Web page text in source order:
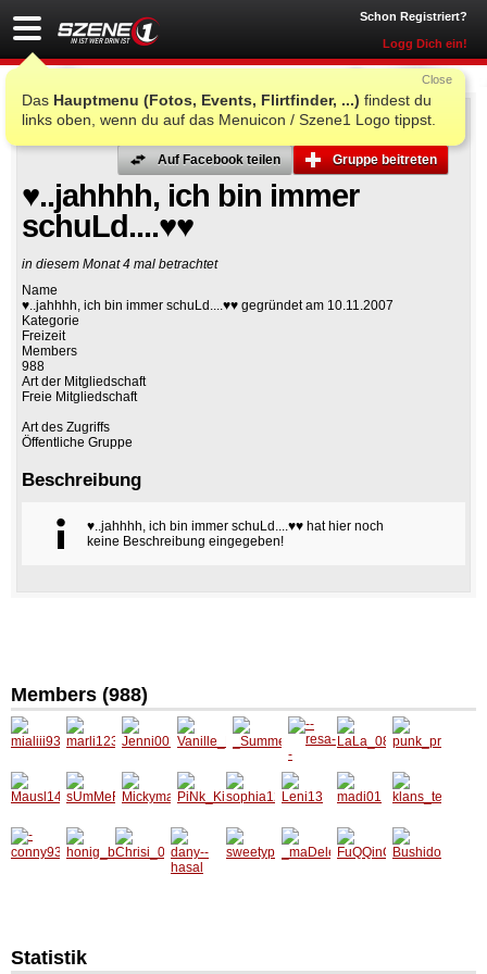
Schon Registriert?
Logg Dich ein!
Das Hauptmenu (Fotos, Events, Flirtfinder, ...) findest du
links oben, wenn du auf das Menuicon / Szene1 Logo tippst.
Close
Gruppe beitreten
Auf Facebook teilen
♥..jahhhh, ich bin immer
schuLd....♥♥
in diesem Monat 4 mal betrachtet
Name
♥..jahhhh, ich bin immer schuLd....♥♥ gegründet am 10.11.2007
Kategorie
Freizeit
Members
988
Art der Mitgliedschaft
Freie Mitgliedschaft
Art des Zugriffs
Öffentliche Gruppe
Beschreibung
♥..jahhhh, ich bin immer schuLd....♥♥ hat hier noch
keine Beschreibung eingegeben!
Members (988)
mialiii9
3
marli12
34
Jenni00
1
Vanille_
Engerl
_Summ
erdrea
m_
--resa--
LaLa_0
815
punk_p
rincess
2
Mausl1
4
sUmMe
RdReA
m93
Mickym
ausal_1
3
PiNk_K
iSsEs
sophia1
234
Leni13 madi01
klans_t
eufal_1
5
Statistik